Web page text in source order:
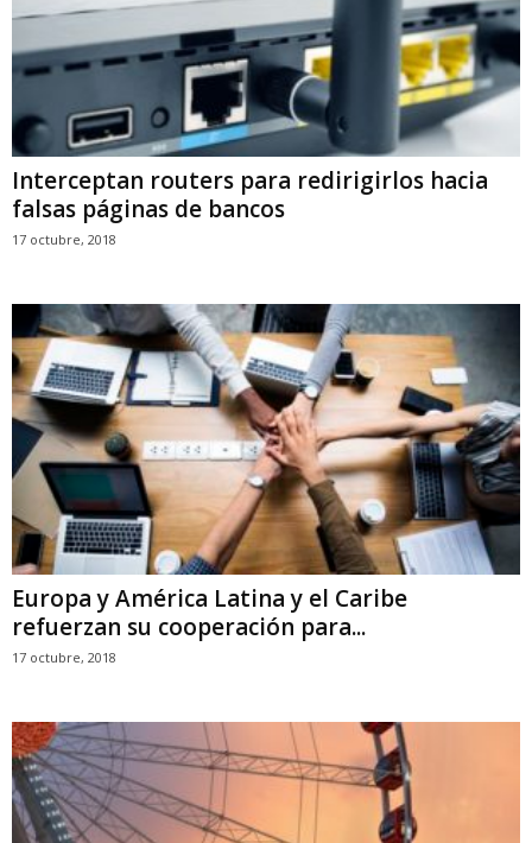
Interceptan routers para redirigirlos hacia
falsas páginas de bancos
17 octubre, 2018
Europa y América Latina y el Caribe
refuerzan su cooperación para...
17 octubre, 2018